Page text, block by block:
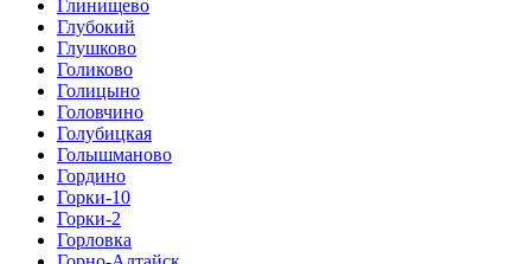
Глинищево
Глубокий
Глушково
Голиково
Голицыно
Головчино
Голубицкая
Голышманово
Гордино
Горки-10
Горки-2
Горловка